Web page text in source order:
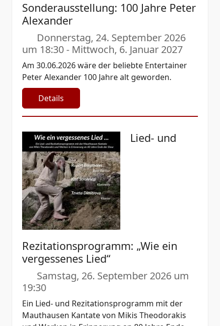
Sonderausstellung: 100 Jahre Peter
Alexander
Donnerstag, 24. September 2026
um 18:30 - Mittwoch, 6. Januar 2027
Am 30.06.2026 wäre der beliebte Entertainer
Peter Alexander 100 Jahre alt geworden.
Details
Lied- und
Rezitationsprogramm: „Wie ein
vergessenes Lied“
Samstag, 26. September 2026 um
19:30
Ein Lied- und Rezitationsprogramm mit der
Mauthausen Kantate von Mikis Theodorakis